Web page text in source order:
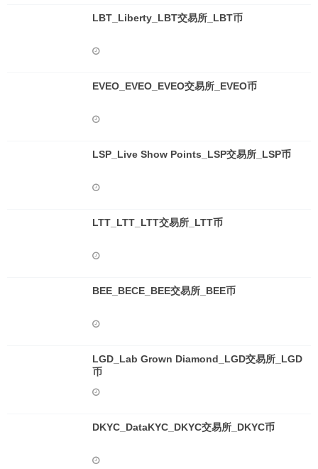
LBT_Liberty_LBT交易所_LBT币
EVEO_EVEO_EVEO交易所_EVEO币
LSP_Live Show Points_LSP交易所_LSP币
LTT_LTT_LTT交易所_LTT币
BEE_BECE_BEE交易所_BEE币
LGD_Lab Grown Diamond_LGD交易所_LGD
币
DKYC_DataKYC_DKYC交易所_DKYC币